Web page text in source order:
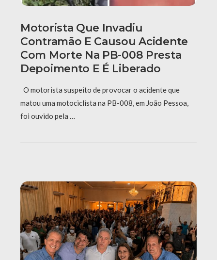
Motorista Que Invadiu
Contramão E Causou Acidente
Com Morte Na PB-008 Presta
Depoimento E É Liberado
O motorista suspeito de provocar o acidente que
matou uma motociclista na PB-008, em João Pessoa,
foi ouvido pela …